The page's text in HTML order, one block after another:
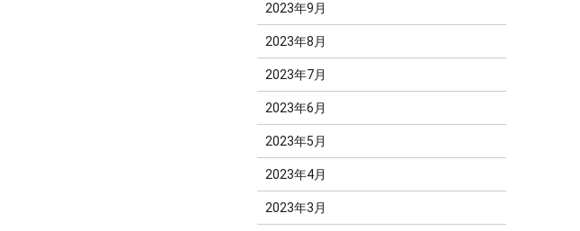
2023年9月
2023年8月
2023年7月
2023年6月
2023年5月
2023年4月
2023年3月